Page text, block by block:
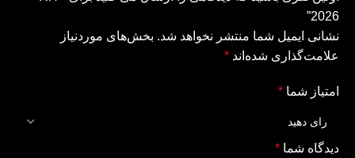
2026”
نشانی ایمیل شما منتشر نخواهد شد. بخش‌های موردنیاز
علامت‌گذاری شده‌اند *
امتیاز شما *
دیدگاه شما *